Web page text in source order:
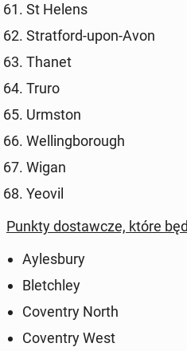
St Helens
Strat­ford-upon-Avon
Thanet
Truro
Urmston
Wel­ling­bo­ro­ugh
Wigan
Yeovil
Punkty do­staw­cze, które
Ay­les­bu­ry
Blet­chley
Co­ven­try North
Co­ven­try West